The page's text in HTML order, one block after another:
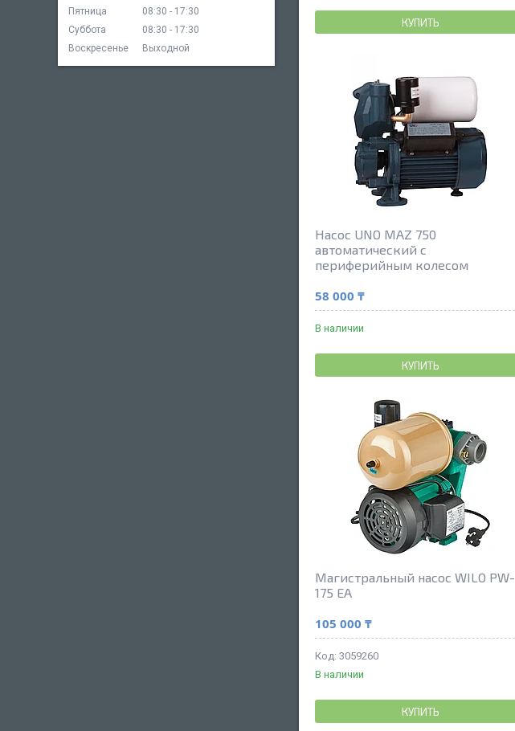
КУПИТЬ
Насос UNO MAZ 750
автоматический с
периферийным колесом
58 000 ₸
В наличии
КУПИТЬ
Магистральный насос WILO PW-
175 EA
105 000 ₸
3059260
В наличии
КУПИТЬ
Пятница
08:30
17:30
Суббота
08:30
17:30
Воскресенье
Выходной